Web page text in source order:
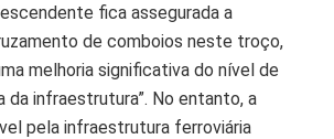
fica assegurada a
de comboios neste troço,
melhoria significativa do nível de
da infraestrutura”. No entanto, a
pela infraestrutura ferroviária